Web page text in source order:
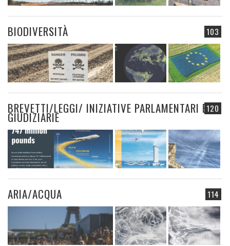
103
BIODIVERSITÀ
120
BREVETTI/LEGGI/ INIZIATIVE PARLAMENTARI E
GIUDIZIARIE
114
ARIA/ACQUA